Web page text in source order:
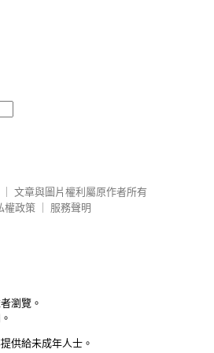
文章與圖片權利屬原作者所有
權政策
服務聲明
瀏覽。
供給未成年人士。